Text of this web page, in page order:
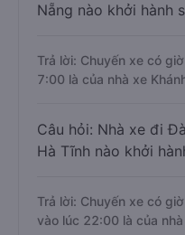
Nẵng nào khởi hành
Trả lời: Chuyến xe có
7:00 là của nhà xe
Câu hỏi: Nhà xe đi
Hà Tĩnh nào khởi
Trả lời: Chuyến xe có
vào lúc 22:00 là của